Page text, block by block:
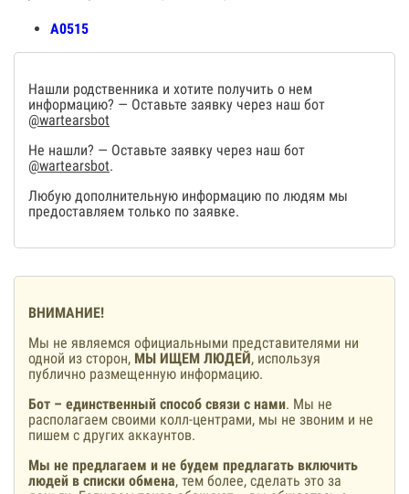
А0515
Нашли родственника и хотите получить о нем
информацию? — Оставьте заявку через наш бот
@wartearsbot
Не нашли? — Оставьте заявку через наш бот
@wartearsbot.
Любую дополнительную информацию по людям мы
предоставляем только по заявке.
ВНИМАНИЕ!
Мы не являемся официальными представителями ни
одной из сторон, МЫ ИЩЕМ ЛЮДЕЙ, используя
публично размещенную информацию.
Бот – единственный способ связи с нами. Мы не
располагаем своими колл-центрами, мы не звоним и не
пишем с других аккаунтов.
Мы не предлагаем и не будем предлагать включить
людей в списки обмена, тем более, сделать это за